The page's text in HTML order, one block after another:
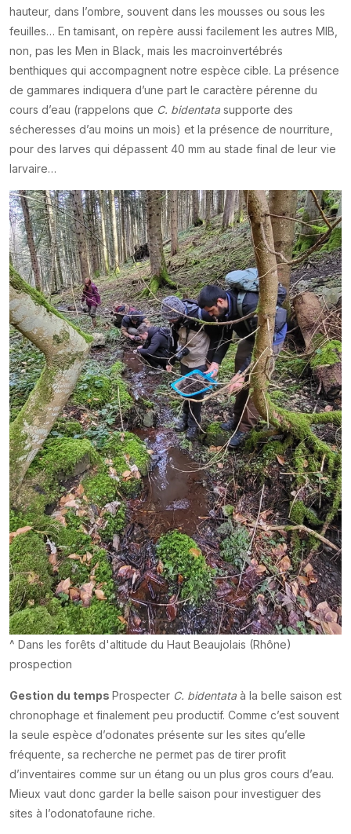
hauteur, dans l’ombre, souvent dans les mousses ou sous les
feuilles… En tamisant, on repère aussi facilement les autres MIB,
non, pas les Men in Black, mais les macroinvertébrés
benthiques qui accompagnent notre espèce cible. La présence
de gammares indiquera d’une part le caractère pérenne du
cours d’eau (rappelons que C. bidentata supporte des
sécheresses d’au moins un mois) et la présence de nourriture,
pour des larves qui dépassent 40 mm au stade final de leur vie
larvaire…
^ Dans les forêts d'altitude du Haut Beaujolais (Rhône)
prospection
Gestion du temps Prospecter C. bidentata à la belle saison est
chronophage et finalement peu productif. Comme c’est souvent
la seule espèce d’odonates présente sur les sites qu’elle
fréquente, sa recherche ne permet pas de tirer profit
d’inventaires comme sur un étang ou un plus gros cours d’eau.
Mieux vaut donc garder la belle saison pour investiguer des
sites à l’odonatofaune riche.